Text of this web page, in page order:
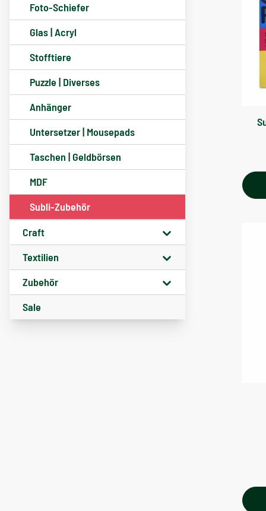
Foto-Schiefer
Glas | Acryl
Stofftiere
Puzzle | Diverses
Anhänger
Untersetzer | Mousepads
Taschen | Geldbörsen
MDF
Subli-Zubehör
Craft
Textilien
Zubehör
Sale